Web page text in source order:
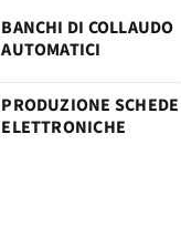
BANCHI DI COLLAUDO
AUTOMATICI
PRODUZIONE SCHEDE
ELETTRONICHE